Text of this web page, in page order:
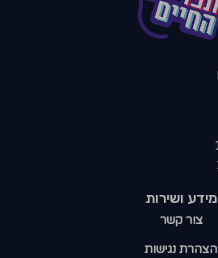
מידע ושירות
צור קשר
הצהרת נגישות